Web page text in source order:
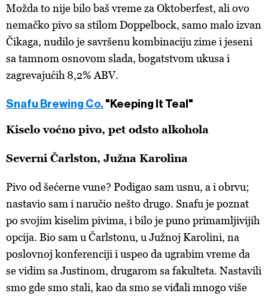
Možda to nije bilo baš vreme za Oktoberfest, ali ovo
nemačko pivo sa stilom Doppelbock, samo malo izvan
Čikaga, nudilo je savršenu kombinaciju zime i jeseni
sa tamnom osnovom slada, bogatstvom ukusa i
zagrevajućih 8,2% ABV.
Snafu Brewing Co. "Keeping It Teal"
Kiselo voćno pivo, pet odsto alkohola
Severni Čarlston, Južna Karolina
Pivo od šećerne vune? Podigao sam usnu, a i obrvu;
nastavio sam i naručio nešto drugo. Snafu je poznat
po svojim kiselim pivima, i bilo je puno primamljivijih
opcija. Bio sam u Čarlstonu, u Južnoj Karolini, na
poslovnoj konferenciji i uspeo da ugrabim vreme da
se vidim sa Justinom, drugarom sa fakulteta. Nastavili
smo gde smo stali, kao da smo se viđali mnogo više